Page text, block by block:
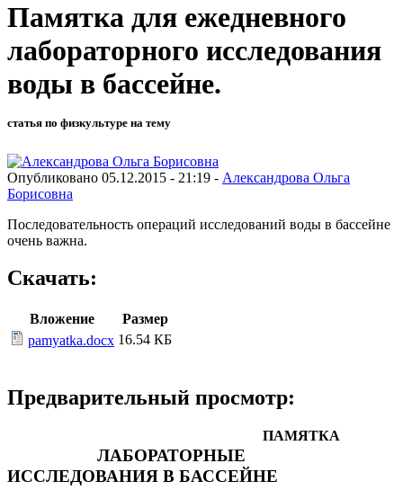
Памятка для ежедневного
лабораторного исследования
воды в бассейне.
статья по физкультуре на тему
Опубликовано 05.12.2015 - 21:19 - Александрова Ольга
Борисовна
Последовательность операций исследований воды в бассейне
очень важна.
Скачать:
Вложение
Размер
pamyatka.docx 16.54 КБ
Предварительный просмотр:
ПАМЯТКА
ЛАБОРАТОРНЫЕ
ИССЛЕДОВАНИЯ В БАССЕЙНЕ